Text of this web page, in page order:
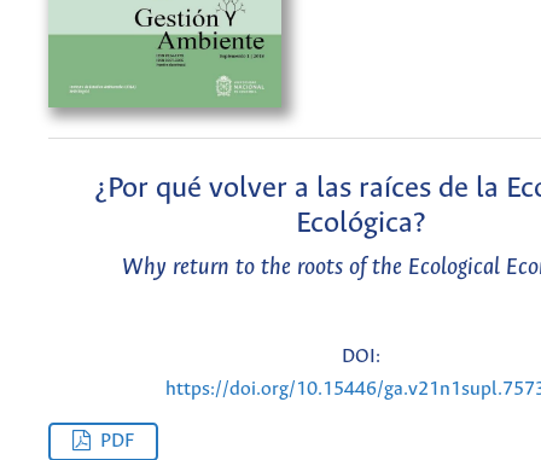
¿Por qué volver a las raíces de la
Ecológica?
Why return to the roots of the Ecological
DOI:
https://doi.org/10.15446/
PDF